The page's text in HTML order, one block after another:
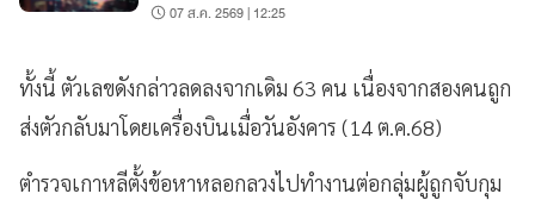
07 ส.ค. 2569 | 12:25
ทั้งนี้ ตัวเลขดังกล่าวลดลงจากเดิม 63 คน เนื่องจากสองคนถูก
ส่งตัวกลับมาโดยเครื่องบินเมื่อวันอังคาร (14 ต.ค.68)
ตำรวจเกาหลีตั้งข้อหาหลอกลวงไปทำงานต่อกลุ่มผู้ถูกจับกุม